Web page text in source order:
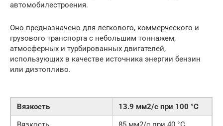
автомобилестроения.
Оно предназначено для легкового, коммерческого и
грузового транспорта с небольшим тоннажем,
атмосферных и турбированных двигателей,
использующих в качестве источника энергии бензин
или дизтопливо.
Вязкость
13.9 мм2/с при 100 °С